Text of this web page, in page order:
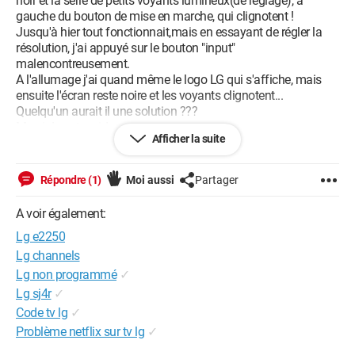
gauche du bouton de mise en marche, qui clignotent !
Jusqu'à hier tout fonctionnait,mais en essayant de régler la
résolution, j'ai appuyé sur le bouton "input"
malencontreusement.
A l'allumage j'ai quand même le logo LG qui s'affiche, mais
ensuite l'écran reste noire et les voyants clignotent...
Quelqu'un aurait il une solution ???
Précision : ce LG fonctionne en double écran (2ème écran)
merveille.
Afficher la suite
Répondre (1) Moi aussi Partager
A voir également:
Lg e2250
Lg channels
Lg non programmé ✓
Lg sj4r ✓
Code tv lg ✓
Problème netflix sur tv lg ✓